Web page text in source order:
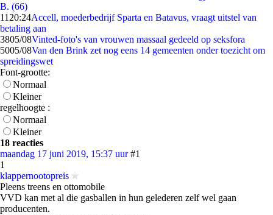
B. (66)
11 20:24Accell, moederbedrijf Sparta en Batavus, vraagt uitstel van
betaling aan
3805/08Vinted-foto's van vrouwen massaal gedeeld op seksfora
5005/08Van den Brink zet nog eens 14 gemeenten onder toezicht om
spreidingswet
Font-grootte:
Normaal
Kleiner
regelhoogte :
Normaal
Kleiner
18 reacties
maandag 17 juni 2019, 15:37 uur #1
1
klappernootopreis
Pleens treens en ottomobile
VVD kan met al die gasballen in hun gelederen zelf wel gaan
producenten.